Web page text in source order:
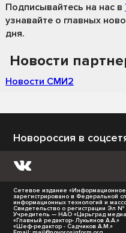
Подписывайтесь на нас в
узнавайте о главных
дня.
Новости
Новости СМИ2
Новороссия в
Сетевое издание «Информационное
зарегистрировано в Федеральной
информационных технологий и
Свидетельство о регистрации Эл
Учредитель — НАО «Царьград
«Главный редактор- Лукьянов А.А.»
«Шеф-редактор - Садчиков А.М.»